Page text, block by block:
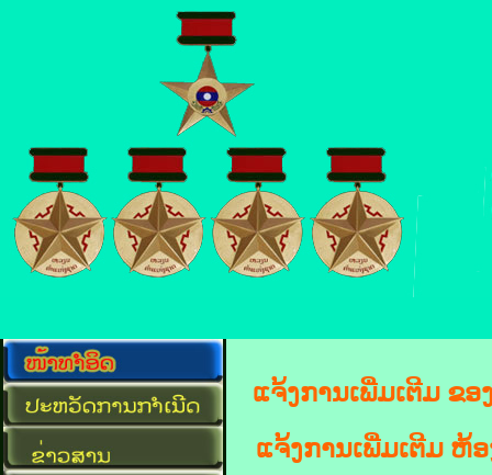
ແຈ້ງການເພີ່ມເຕີມ ຂອ
ແຈ້ງການເພີ່ມເຕີມ ຫ້